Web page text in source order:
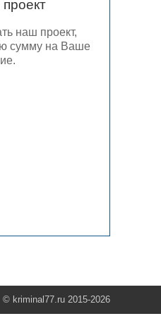
наш проект,
сумму на Ваше
© kriminal77.ru 2015-2026